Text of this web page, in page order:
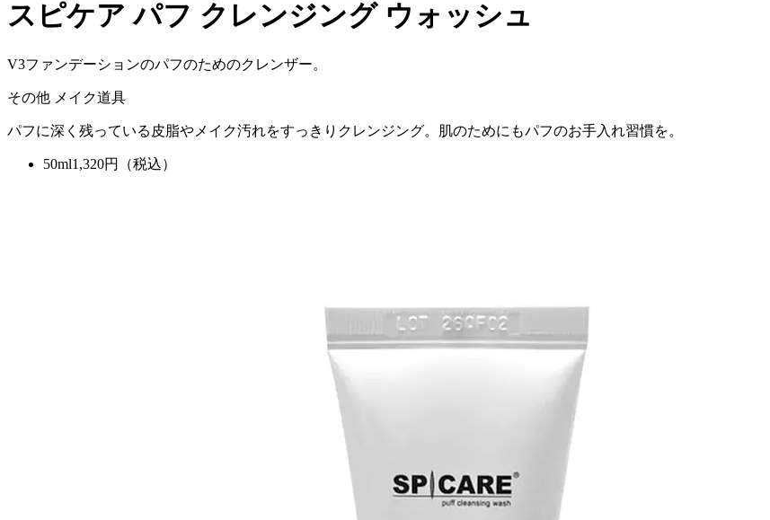
スピケア パフ クレンジング ウォッシュ
V3ファンデーションのパフのためのクレンザー。
その他 メイク道具
パフに深く残っている皮脂やメイク汚れをすっきりクレンジング。肌のためにもパフのお手入れ習慣を。
50ml1,320円（税込）